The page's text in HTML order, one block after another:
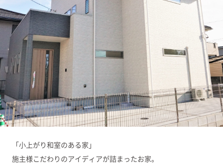
「小上がり和室のある家」
施主様こだわりのアイディアが詰まったお家。